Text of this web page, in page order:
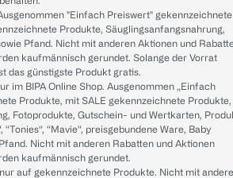
"Einfach Preiswert" gekennzeichnete
Produkte, Säuglingsanfangsnahrung,
Pfand. Nicht mit anderen Aktionen und
kaufmännisch gerundet. Solange der Vorrat
das günstigste Produkt gratis.
im BIPA Online Shop. Ausgenommen „Einfach
Produkte, mit SALE gekennzeichnete Produkte,
Fotoprodukte, Gutschein- und Wertkarten,
“Mavie“, preisgebundene Ware, Baby
Nicht mit anderen Rabatten und Aktionen
kaufmännisch gerundet.
nur auf gekennzeichnete Produkte. Nicht mit